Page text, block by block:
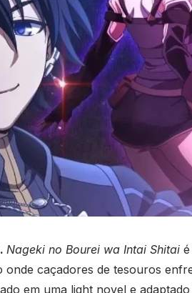
Nageki no Bourei wa Intai Shitai
onde caçadores de tesouros
em uma light novel e